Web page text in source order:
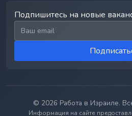
Подпишитесь на новые
Email для подписки
© 2026 Работа в Израиле.
Информация на сайте